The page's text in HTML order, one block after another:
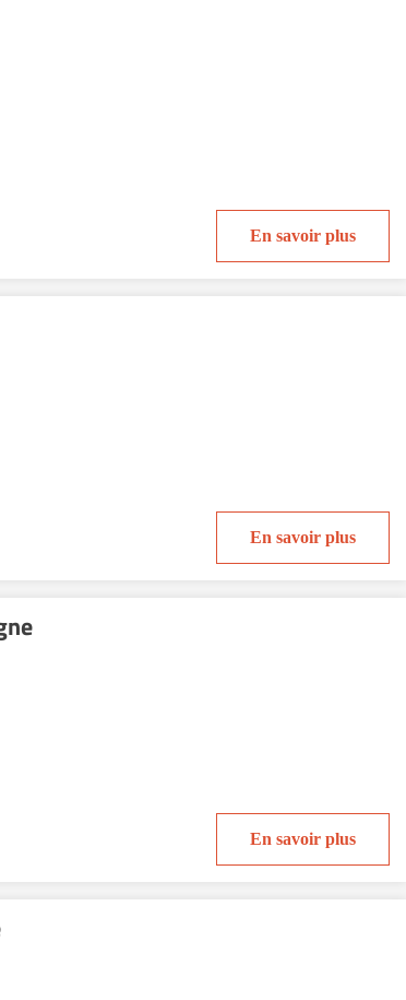
En savoir plus
En savoir plus
En savoir plus